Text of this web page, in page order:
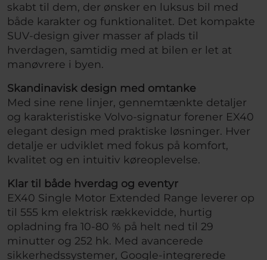
skabt til dem, der ønsker en luksus bil med
både karakter og funktionalitet. Det kompakte
SUV-design giver masser af plads til
hverdagen, samtidig med at bilen er let at
manøvrere i byen.
Skandinavisk design med omtanke
Med sine rene linjer, gennemtænkte detaljer
og karakteristiske Volvo-signatur forener EX40
elegant design med praktiske løsninger. Hver
detalje er udviklet med fokus på komfort,
kvalitet og en intuitiv køreoplevelse.
Klar til både hverdag og eventyr
EX40 Single Motor Extended Range leverer op
til 555 km elektrisk rækkevidde, hurtig
opladning fra 10-80 % på helt ned til 29
minutter og 252 hk. Med avancerede
sikkerhedssystemer, Google-integrerede